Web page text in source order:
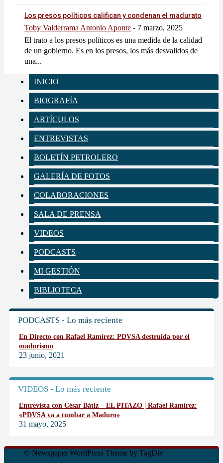
Los presos políticos califican y condenan el madurato
Toby Valderrama Antonio Aponte - 7 marzo, 2025
El trato a los presos políticos es una medida de la calidad
de un gobierno. Es en los presos, los más desvalidos de
una...
INICIO
BIOGRAFÍA
ARTÍCULOS
ENTREVISTAS
BOLETÍN PETROLERO
GALERÍA DE FOTOS
COLABORACIONES
SALA DE PRENSA
VIDEOS
PODCASTS
MI GESTIÓN
BIBLIOTECA
PODCASTS - Lo más reciente
En Directo con Rafael Ramírez: PDVSA destruida por el
madurismo
23 junio, 2021
VIDEOS - Lo más reciente
Entrevista con César Bátiz – EL PITAZO | Rafael Ramírez:
«PDVSA va a tumbar a Maduro»
31 mayo, 2025
© Newspaper WordPress Theme by TagDiv